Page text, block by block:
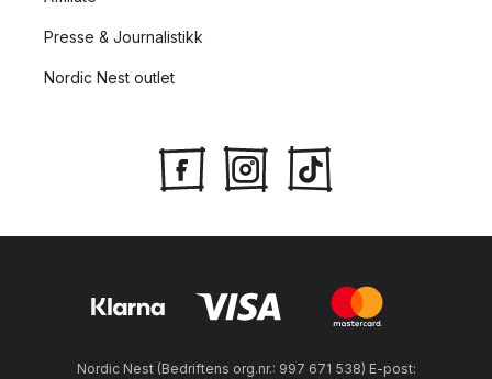
Presse & Journalistikk
Nordic Nest outlet
Nordic Nest (Bedriftens org.nr.: 997 671 538) E-post: